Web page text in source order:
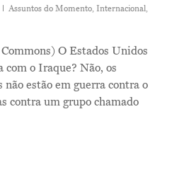
Assuntos do Momento Internacional
O Estados Unidos
com o Iraque? Não, os
não estão em guerra contra o
contra um grupo chamado